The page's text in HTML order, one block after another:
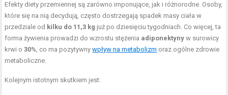
Efekty diety przemiennej są zarówno imponujące, jak i różnorodne. Osoby,
które się na nią decydują, często dostrzegają spadek masy ciała w
przedziale od kilku do 11,3 kg już po dziesięciu tygodniach. Co więcej, ta
forma żywienia prowadzi do wzrostu stężenia adiponektyny w surowicy
krwi o30%, co ma pozytywnywpływ na metabolizm oraz ogólne zdrowie
metaboliczne.
Kolejnym istotnym skutkiem jest: